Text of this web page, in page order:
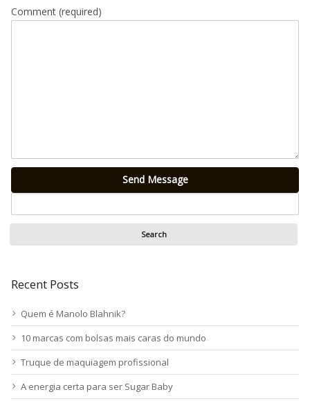
Comment (required)
Send Message
Recent Posts
Quem é Manolo Blahnik?
10 marcas com bolsas mais caras do mundo
Truque de maquiagem profissional
A energia certa para ser Sugar Baby